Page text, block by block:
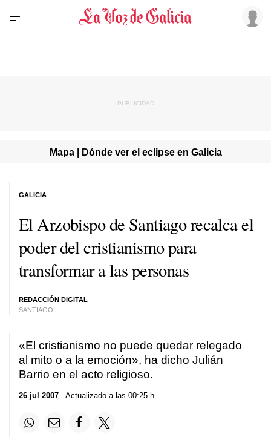
Mapa | Dónde ver el eclipse en Galicia
El Arzobispo de Santiago recalca el
poder del cristianismo para
transformar a las personas
REDACCIÓN DIGITAL
SANTIAGO
GALICIA
«El cristianismo no puede quedar relegado
al mito o a la emoción», ha dicho Julián
Barrio en el acto religioso.
26 jul 2007 . Actualizado a las 00:25 h.